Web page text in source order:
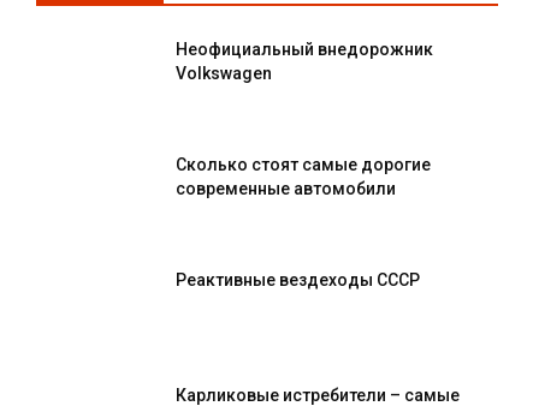
Неофициальный внедорожник
Volkswagen
Сколько стоят самые дорогие
современные автомобили
Реактивные вездеходы СССР
Карликовые истребители – самые